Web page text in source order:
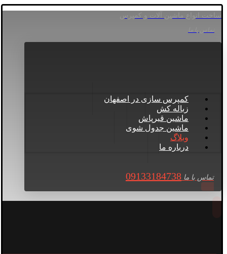
ساخت انواع ماشین آلات و کمپرس
کمپرس سازی در اصفهان
زباله کش
ماشین قیرپاش
ماشین جدول شوی
وبلاگ
درباره ما
تماس با ما 09133184738